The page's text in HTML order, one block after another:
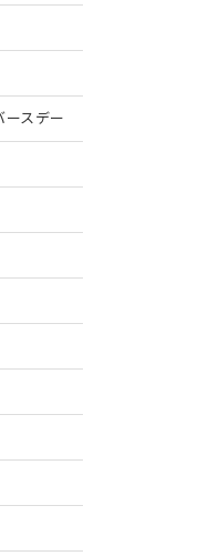
ースデー